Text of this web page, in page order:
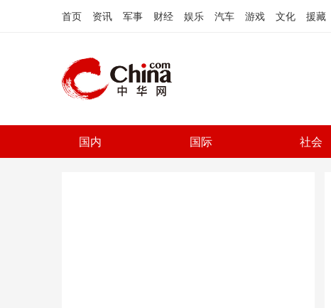
首页 资讯 军事 财经 娱乐 汽车 游戏 文化 援藏
国内 国际 社会